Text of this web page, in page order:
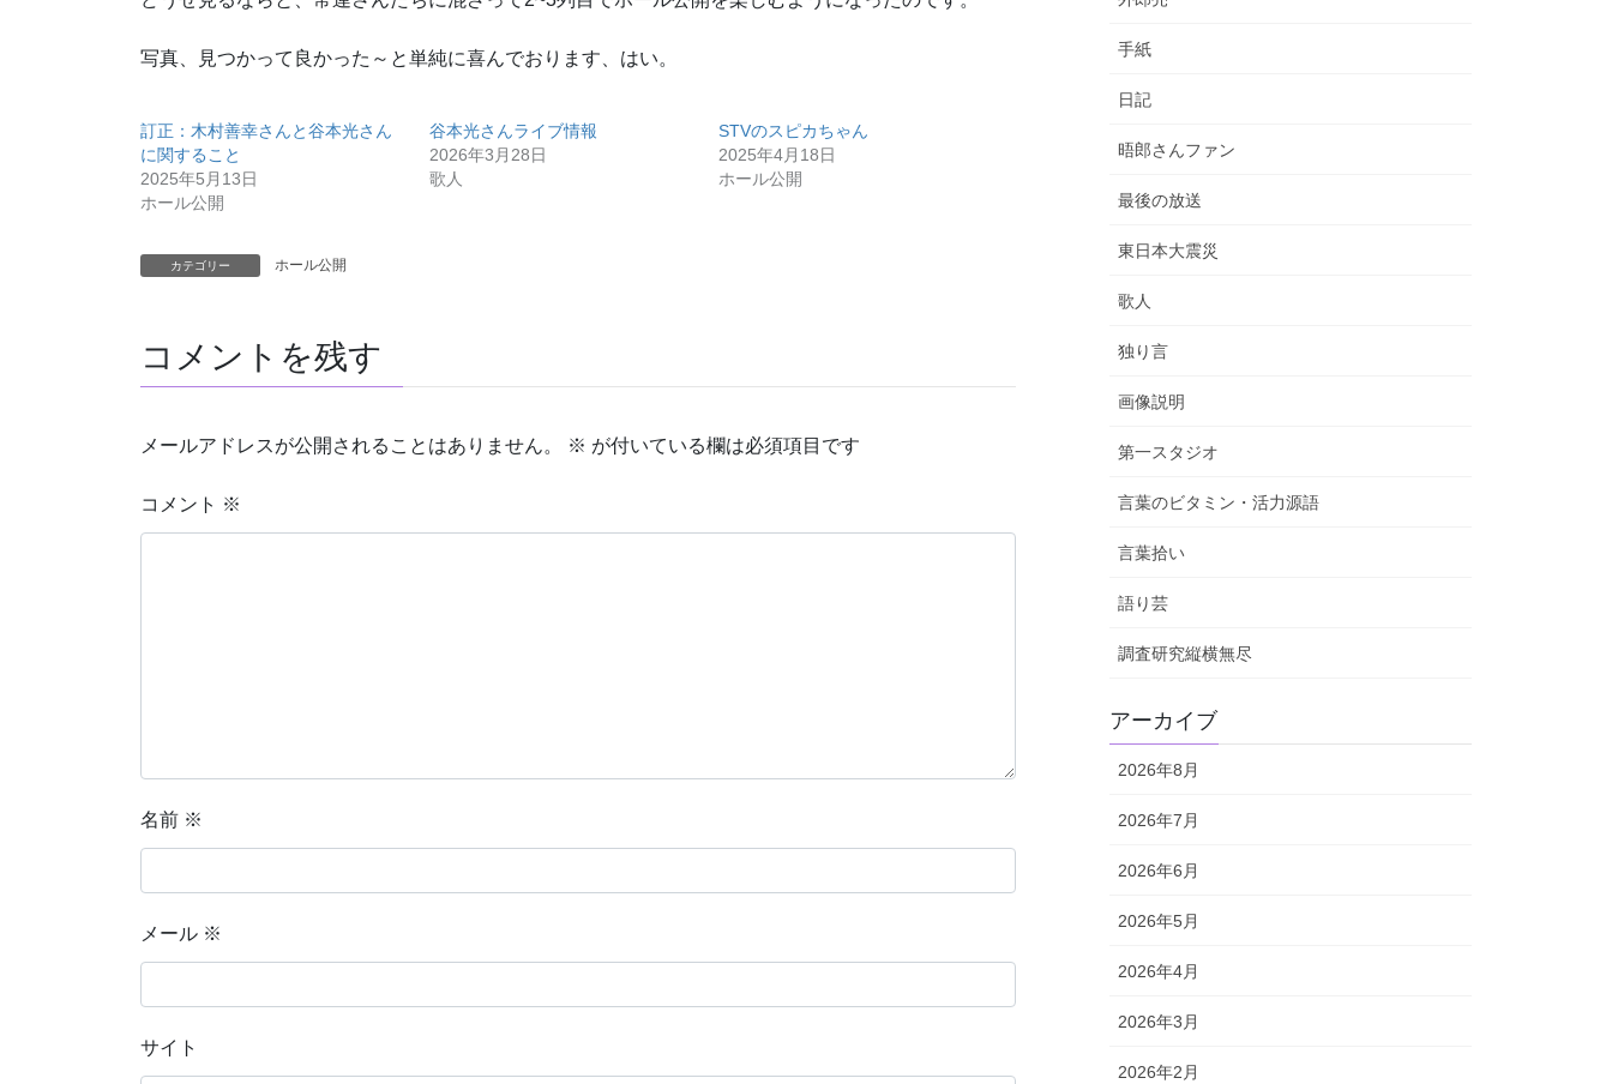
写真、見つかって良かった～と単純に喜んでおります、はい。
訂正：木村善幸さんと谷本光さん
に関すること
2025年5月13日
ホール公開
谷本光さんライブ情報
2026年3月28日
歌人
STVのスピカちゃん
2025年4月18日
ホール公開
カテゴリー ホール公開
コメントを残す
メールアドレスが公開されることはありません。 ※ が付いている欄は必須項目です
コメント ※
名前 ※
メール ※
サイト
手紙
日記
晤郎さんファン
最後の放送
東日本大震災
歌人
独り言
画像説明
第一スタジオ
言葉のビタミン・活力源語
言葉拾い
語り芸
調査研究縦横無尽
アーカイブ
2026年8月
2026年7月
2026年6月
2026年5月
2026年4月
2026年3月
2026年2月